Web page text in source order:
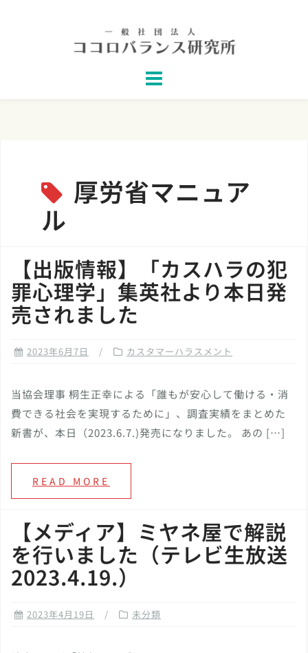
厚労省マニュア
ル
【出版情報】「カスハラの犯
罪心理学」集英社より本日発
売されました
2023年6月7日 カスタマーハラスメント
当協会理事 桐生正幸による「誰もが安心して働ける・消
費できる社会を実現するために」、調査実績をまとめた
新書が、本日（2023.6.7.)発売になりました。 あの […]
READ MORE
【メディア】ミヤネ屋で解説
を行いました（テレビ生放送
2023.4.19.）
2023年4月19日 未分類